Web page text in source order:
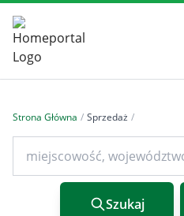
Strona Główna / Sprzedaż /
Szukaj